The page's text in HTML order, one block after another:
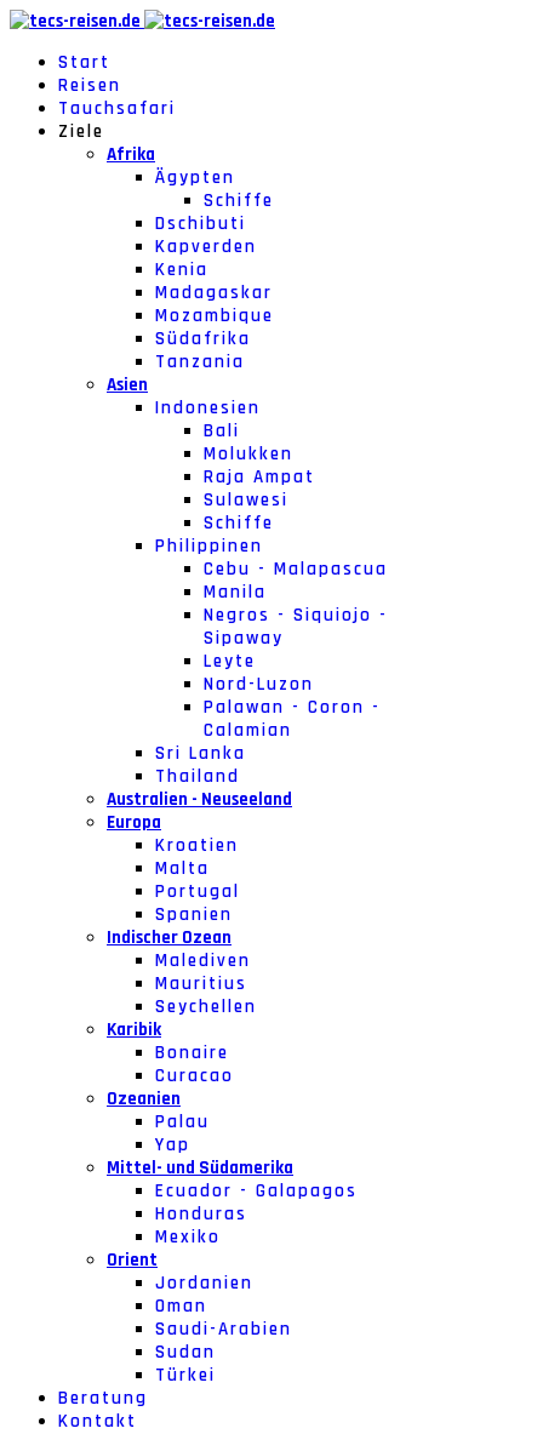
Start
Reisen
Tauchsafari
Ziele
Afrika
Ägypten
Schiffe
Dschibuti
Kapverden
Kenia
Madagaskar
Mozambique
Südafrika
Tanzania
Asien
Indonesien
Bali
Molukken
Raja Ampat
Sulawesi
Schiffe
Philippinen
Cebu - Malapascua
Manila
Negros - Siquiojo -
Sipaway
Leyte
Nord-Luzon
Palawan - Coron -
Calamian
Sri Lanka
Thailand
Australien - Neuseeland
Europa
Kroatien
Malta
Portugal
Spanien
Indischer Ozean
Malediven
Mauritius
Seychellen
Karibik
Bonaire
Curacao
Ozeanien
Palau
Yap
Mittel- und Südamerika
Ecuador - Galapagos
Honduras
Mexiko
Orient
Jordanien
Oman
Saudi-Arabien
Sudan
Türkei
Beratung
Kontakt